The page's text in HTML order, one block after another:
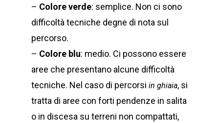
– Colore verde: semplice. Non ci sono
difficoltà tecniche degne di nota sul
percorso.
– Colore blu: medio. Ci possono essere
aree che presentano alcune difficoltà
tecniche. Nel caso di percorsi in ghiaia, si
tratta di aree con forti pendenze in salita
o in discesa su terreni non compattati,